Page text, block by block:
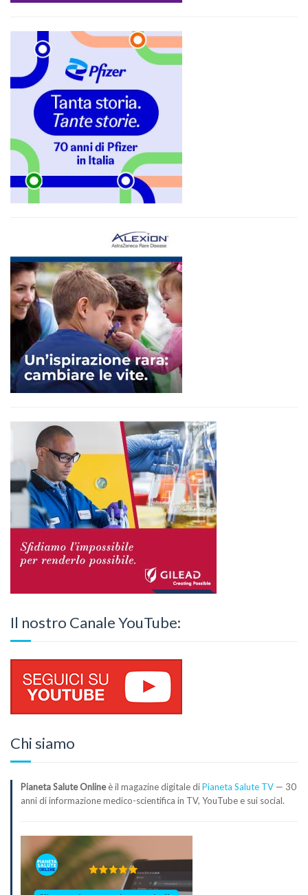
Il nostro Canale YouTube:
Chi siamo
Pianeta Salute Onlineè il magazine digitale diPianeta Salute TV — 30
anni di informazione medico-scientifica in TV, YouTube e sui social.